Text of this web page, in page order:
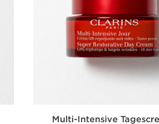
Double
dem
werden
50 ml
Multi-Intensive